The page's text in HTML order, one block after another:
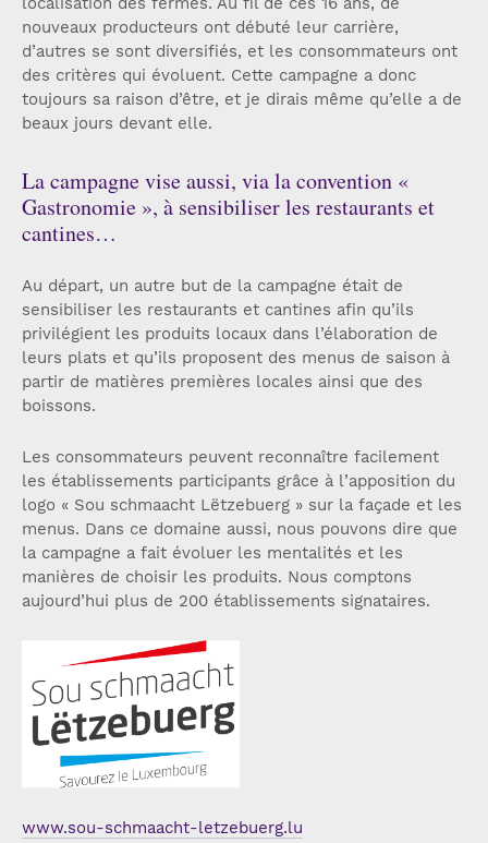
nouveaux producteurs ont débuté leur carrière,
d’autres se sont diversifiés, et les consommateurs ont
des critères qui évoluent. Cette campagne a donc
toujours sa raison d’être, et je dirais même qu’elle a de
beaux jours devant elle.
La campagne vise aussi, via la convention «
Gastronomie », à sensibiliser les restaurants et
cantines…
Au départ, un autre but de la campagne était de
sensibiliser les restaurants et cantines afin qu’ils
privilégient les produits locaux dans l’élaboration de
leurs plats et qu’ils proposent des menus de saison à
partir de matières premières locales ainsi que des
boissons.
Les consommateurs peuvent reconnaître facilement
les établissements participants grâce à l’apposition du
logo « Sou schmaacht Lëtzebuerg » sur la façade et les
menus. Dans ce domaine aussi, nous pouvons dire que
la campagne a fait évoluer les mentalités et les
manières de choisir les produits. Nous comptons
aujourd’hui plus de 200 établissements signataires.
www.sou-schmaacht-letzebuerg.lu